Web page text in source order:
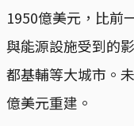
1950億美元，比前
與能源設施受到的
都基輔等大城市。
億美元重建。